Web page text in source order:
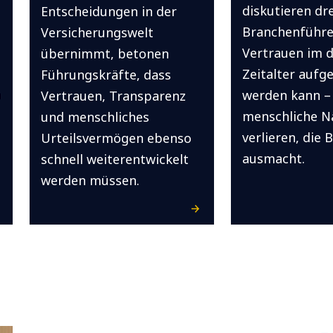
Entscheidungen in der
Versicherungswelt
übernimmt, betonen
Führungskräfte, dass
Vertrauen, Transparenz
und menschliches
Urteilsvermögen ebenso
schnell weiterentwickelt
werden müssen.
diskutieren
Vertrauen im
Zeitalter
werden kann
menschliche
verlieren, die
ausmacht.